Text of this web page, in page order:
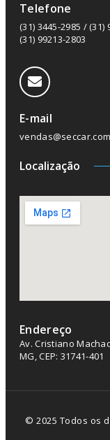
Telefone
(31) 3445-2985 / (31)
(31) 99213-2803
E-mail
Localização
Endereço
Av. Cristiano
MG, CEP: 31741-401
© 2025 Todos os